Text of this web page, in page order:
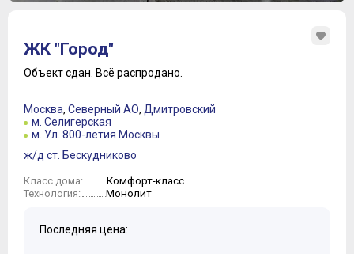
3
4
6
7
ЖК "Город"
Объект сдан. Всё распродано.
Москва, Северный АО, Дмитровский
м. Селигерская
м. Ул. 800-летия Москвы
ж/д ст. Бескудниково
Класс дома: Комфорт-класс
Технология: Монолит
Последняя цена: